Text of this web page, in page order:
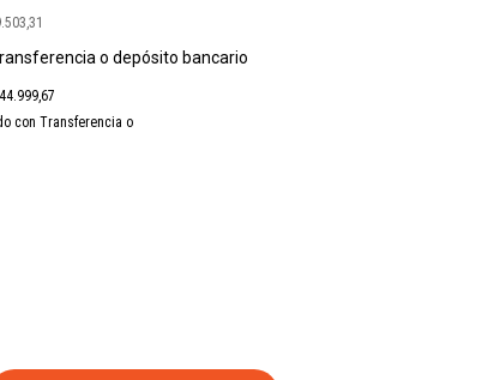
o depósito bancario
con Transferencia o